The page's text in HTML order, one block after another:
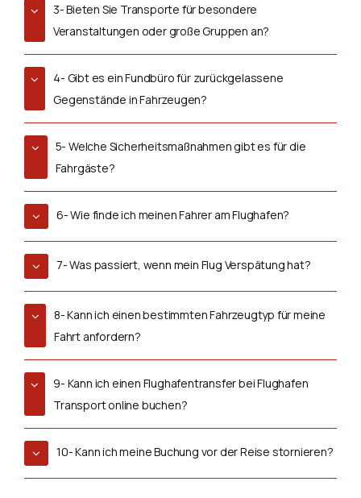
3- Bieten Sie Transporte für besondere
Veranstaltungen oder große Gruppen an?
4- Gibt es ein Fundbüro für zurückgelassene
Gegenstände in Fahrzeugen?
5- Welche Sicherheitsmaßnahmen gibt es für die
Fahrgäste?
6- Wie finde ich meinen Fahrer am Flughafen?
7- Was passiert, wenn mein Flug Verspätung hat?
8- Kann ich einen bestimmten Fahrzeugtyp für meine
Fahrt anfordern?
9- Kann ich einen Flughafentransfer bei Flughafen
Transport online buchen?
10- Kann ich meine Buchung vor der Reise stornieren?